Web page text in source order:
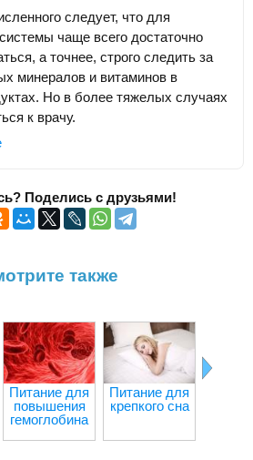
следует, что для
чаще всего достаточно
а точнее, строго следить за
минералов и витаминов в
Но в более тяжелых случаях
к врачу.
Поделись с друзьями!
также
Питание для
повышения
гемоглобина
Питание для
крепкого сна